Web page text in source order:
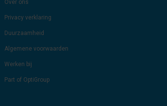
Over ons
Privacy verklaring
Duurzaamheid
Algemene voorwaarden
Werken bij
Part of OptiGroup